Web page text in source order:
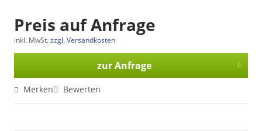
Preis auf Anfrage
inkl. MwSt.zzgl. Versandkosten
zur Anfrage
Merken Bewerten